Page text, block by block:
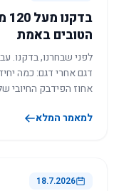
הטובים באמת
דגם אחרי דגם: כמה
אחוז הפידבק החיובי
למאמר המלא
18.7.2026